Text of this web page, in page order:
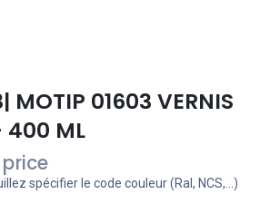
MOTIP 01603 VERNIS
400 ML
spécifier le code couleur (Ral, NCS,...)